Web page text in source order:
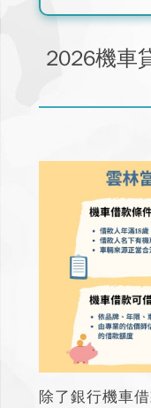
2026機車
除了銀行機車